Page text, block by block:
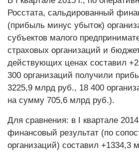
Росстата, сальдированный
(прибыль минус убыток)
субъектов малого
страховых организаций и
действующих ценах составил
300 организаций получили
3225,9 млрд руб., 18 400
на сумму 705,6 млрд руб.).
Для сравнения: в I квартале
финансовый результат (по
организаций) составил +1334,3